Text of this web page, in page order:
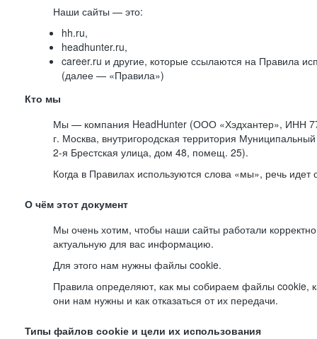
Наши сайты — это:
hh.ru,
headhunter.ru,
career.ru и другие, которые ссылаются на Правила
(далее — «Правила»)
Кто мы
Мы — компания HeadHunter (ООО «Хэдхантер», ИНН
г. Москва, внутригородская территория Муниципальный
2-я Брестская улица, дом 48, помещ. 25).
Когда в Правилах используются слова «мы», речь
О чём этот документ
Мы очень хотим, чтобы наши сайты работали
актуальную для вас информацию.
Для этого нам нужны файлы cookie.
Правила определяют, как мы собираем файлы cookie,
они нам нужны и как отказаться от их передачи.
Типы файлов cookie и цели их использования